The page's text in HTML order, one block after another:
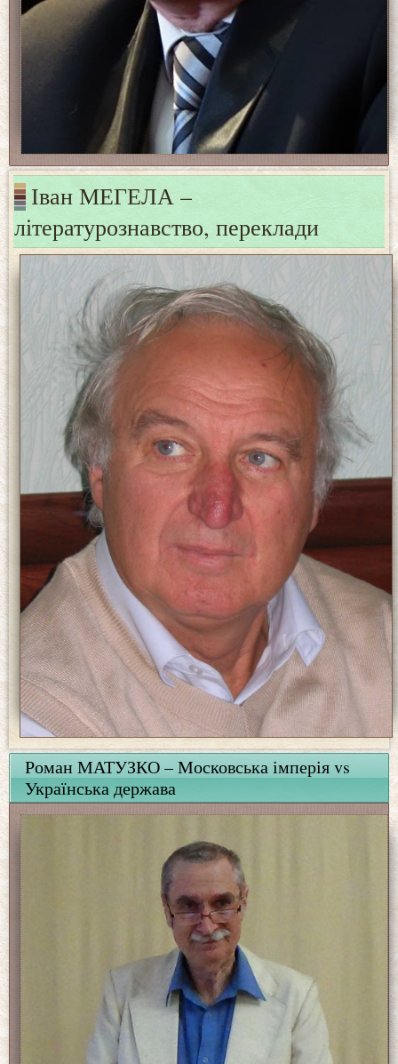
Іван МЕГЕЛА –
літературознавство, переклади
Роман МАТУЗКО – Московська імперія vs
Українська держава